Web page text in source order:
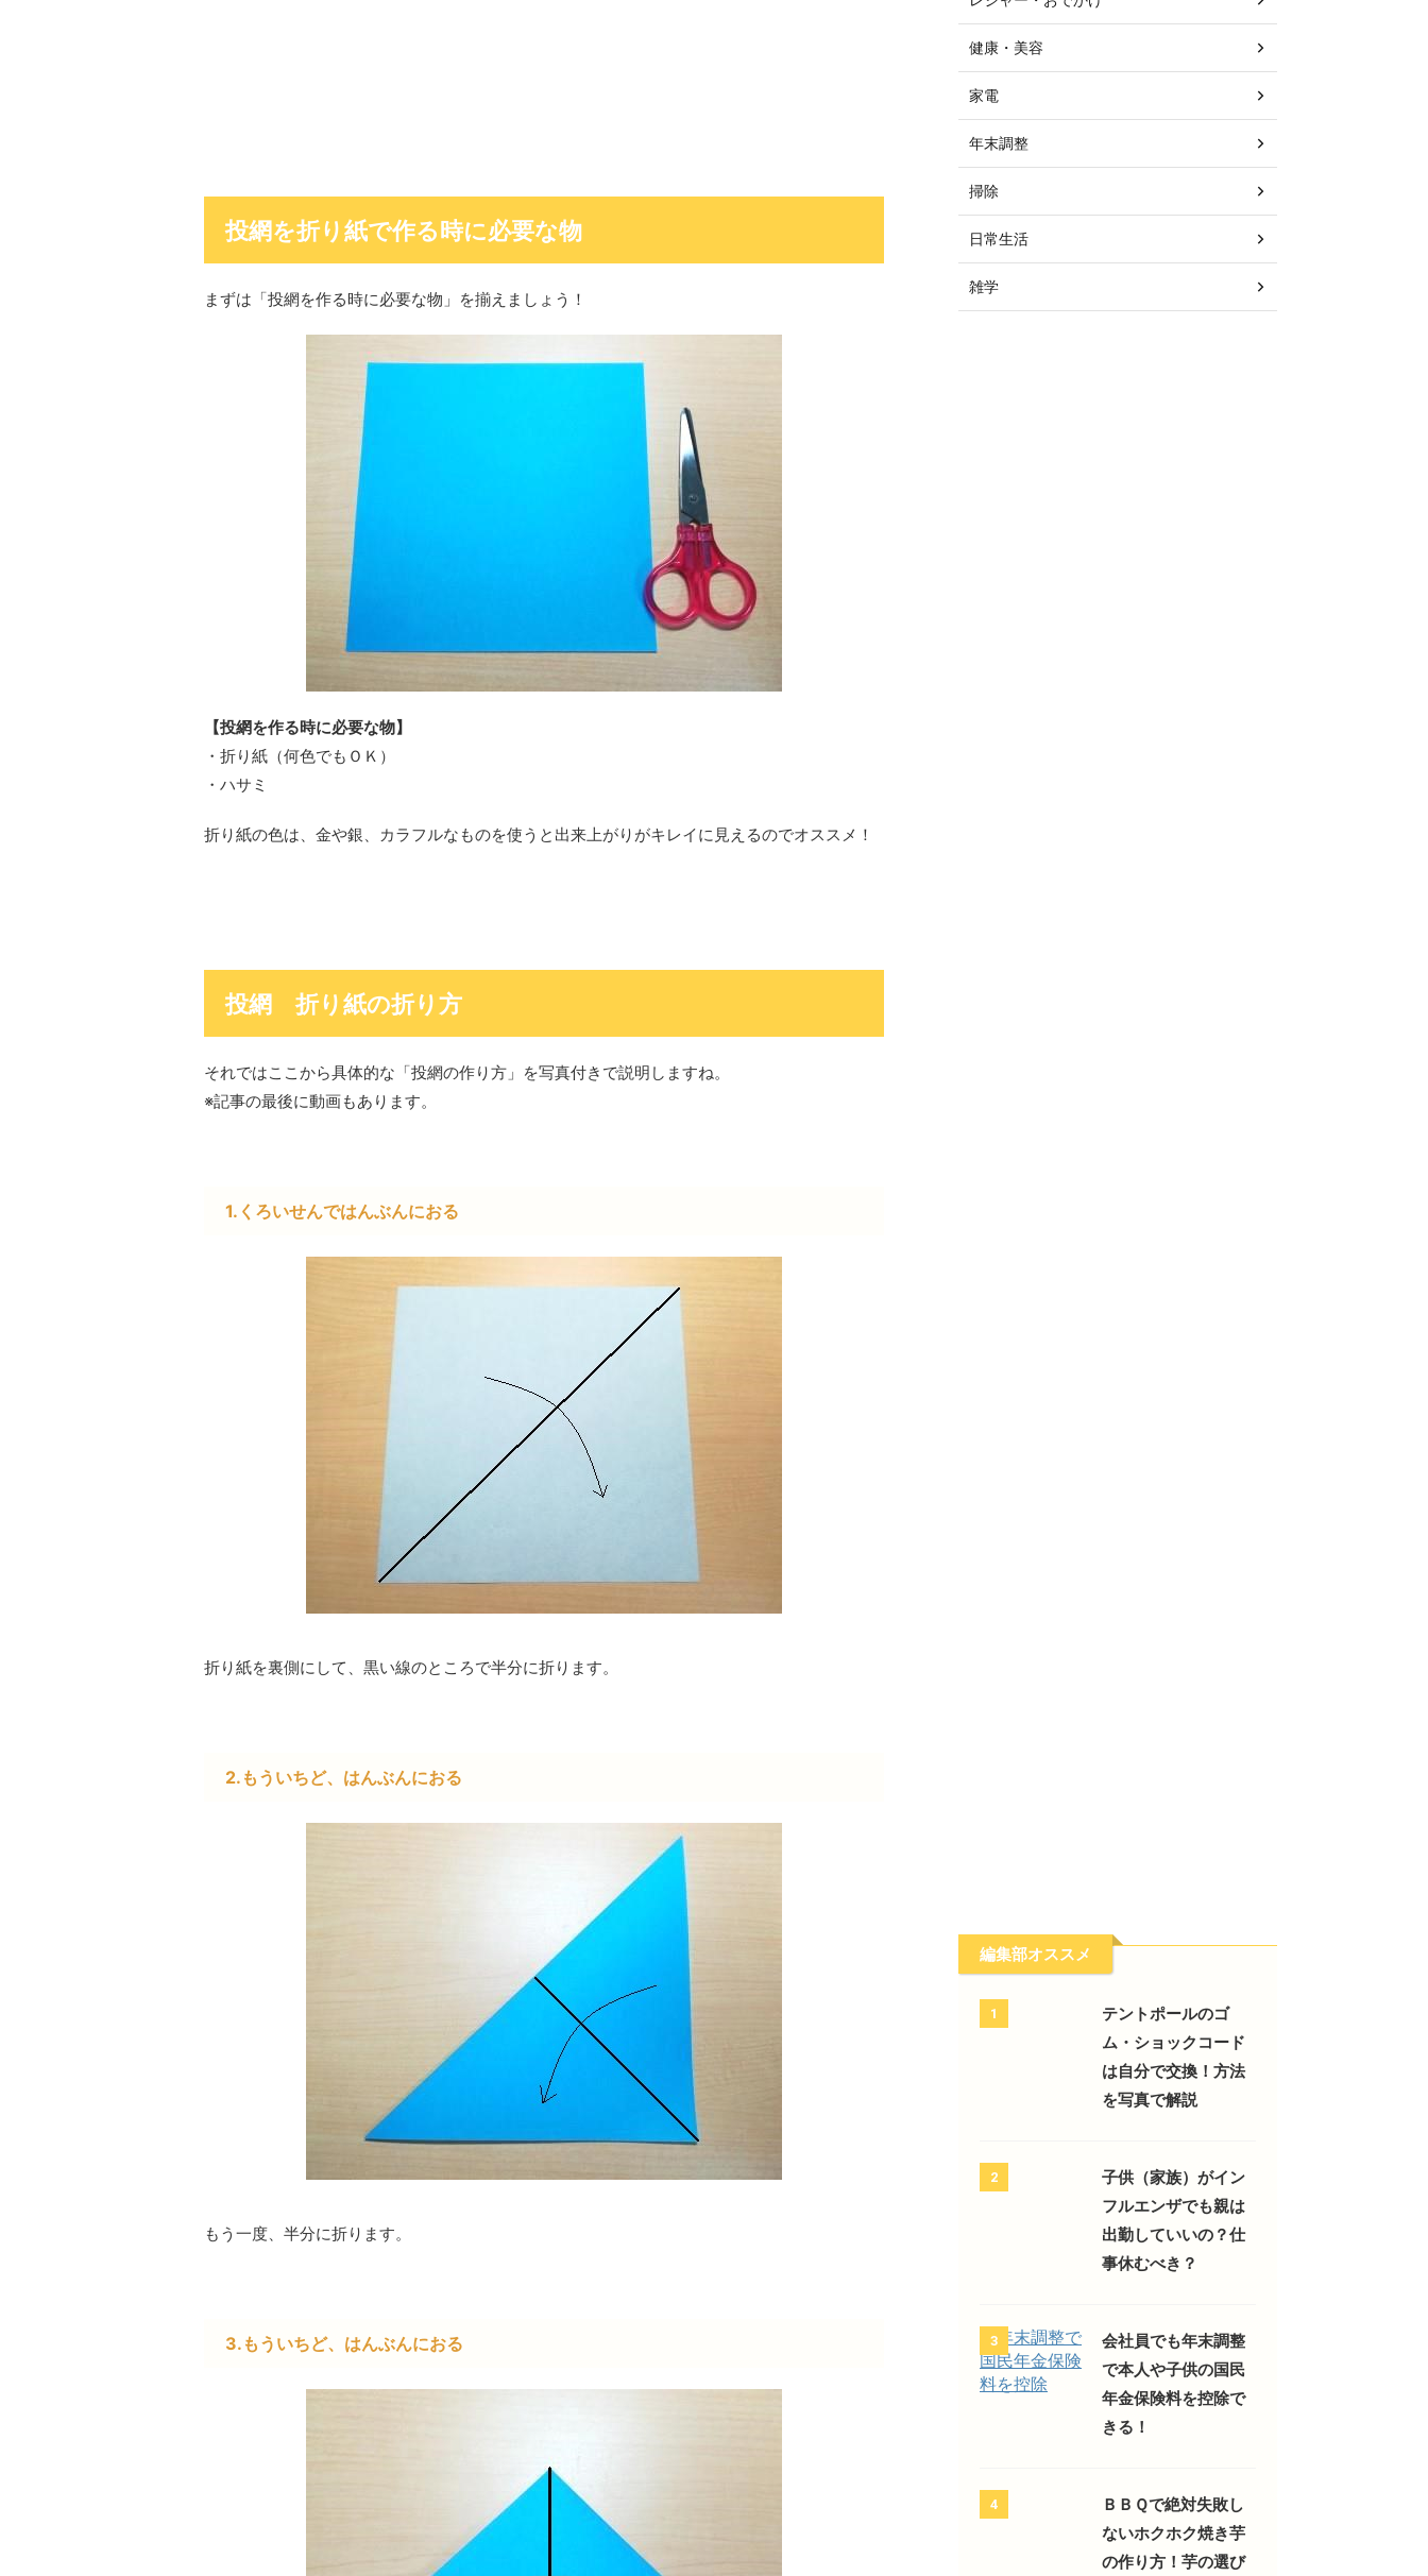
投網を折り紙で作る時に必要な物
まずは「投網を作る時に必要な物」を揃えましょう！
【投網を作る時に必要な物】
・折り紙（何色でもＯＫ）
・ハサミ
折り紙の色は、金や銀、カラフルなものを使うと出来上がりがキレイに見えるのでオススメ！
投網 折り紙の折り方
それではここから具体的な「投網の作り方」を写真付きで説明しますね。
※記事の最後に動画もあります。
1.くろいせんではんぶんにおる
折り紙を裏側にして、黒い線のところで半分に折ります。
2.もういちど、はんぶんにおる
もう一度、半分に折ります。
3.もういちど、はんぶんにおる
健康・美容
家電
年末調整
掃除
日常生活
雑学
編集部オススメ
1
テントポールのゴ
ム・ショックコード
は自分で交換！方法
を写真で解説
2
子供（家族）がイン
フルエンザでも親は
出勤していいの？仕
事休むべき？
3
会社員でも年末調整
で本人や子供の国民
年金保険料を控除で
きる！
4
ＢＢＱで絶対失敗し
ないホクホク焼き芋
の作り方！芋の選び